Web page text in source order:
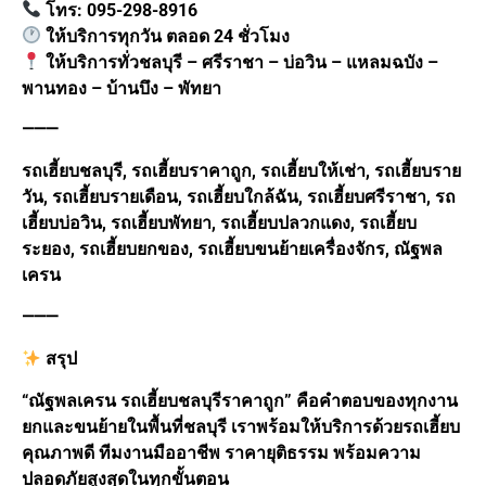
โทร: 095-298-8916
ให้บริการทุกวัน ตลอด 24 ชั่วโมง
ให้บริการทั่วชลบุรี – ศรีราชา – บ่อวิน – แหลมฉบัง –
พานทอง – บ้านบึง – พัทยา
⸻
รถเฮี้ยบชลบุรี, รถเฮี้ยบราคาถูก, รถเฮี้ยบให้เช่า, รถเฮี้ยบราย
วัน, รถเฮี้ยบรายเดือน, รถเฮี้ยบใกล้ฉัน, รถเฮี้ยบศรีราชา, รถ
เฮี้ยบบ่อวิน, รถเฮี้ยบพัทยา, รถเฮี้ยบปลวกแดง, รถเฮี้ยบ
ระยอง, รถเฮี้ยบยกของ, รถเฮี้ยบขนย้ายเครื่องจักร, ณัฐพล
เครน
⸻
สรุป
“ณัฐพลเครน รถเฮี้ยบชลบุรีราคาถูก” คือคำตอบของทุกงาน
ยกและขนย้ายในพื้นที่ชลบุรี เราพร้อมให้บริการด้วยรถเฮี้ยบ
คุณภาพดี ทีมงานมืออาชีพ ราคายุติธรรม พร้อมความ
ปลอดภัยสูงสุดในทุกขั้นตอน